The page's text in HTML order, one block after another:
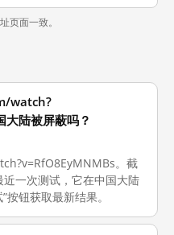
页面一致。
watch?
陆被屏蔽吗？
。截
一次测试，它在中国大陆
钮获取最新结果。